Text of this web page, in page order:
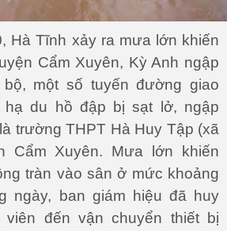
Hà Tĩnh xảy ra mưa lớn khiến
Cẩm Xuyên, Kỳ Anh ngập
một số tuyến đường giao
hạ du hồ đập bị sạt lở, ngập
trường THPT Hà Huy Tập (xã
Cẩm Xuyên. Mưa lớn khiến
tràn vào sân ở mức khoảng
ngày, ban giám hiệu đã huy
viên đến vận chuyển thiết bị